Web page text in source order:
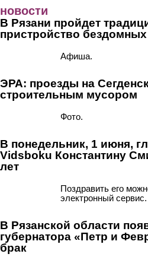
новости
В Рязани пройдет
пристройство
Афиша.
ЭРА: проезды на
строительным мусором
Фото.
В понедельник, 1 июня,
Vidsboku Константину
лет
Поздравить его
электронный сервис.
В Рязанской области
губернатора «Петр и
брак